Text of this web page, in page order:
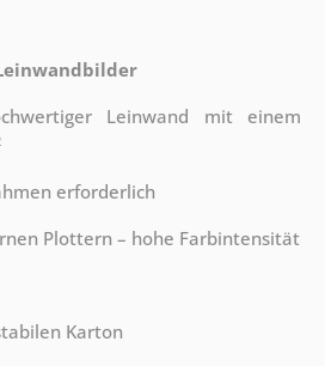
Leinwand mit einem
erforderlich
Plottern – hohe Farbintensität
Karton